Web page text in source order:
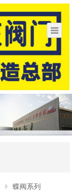
蝶阀系列